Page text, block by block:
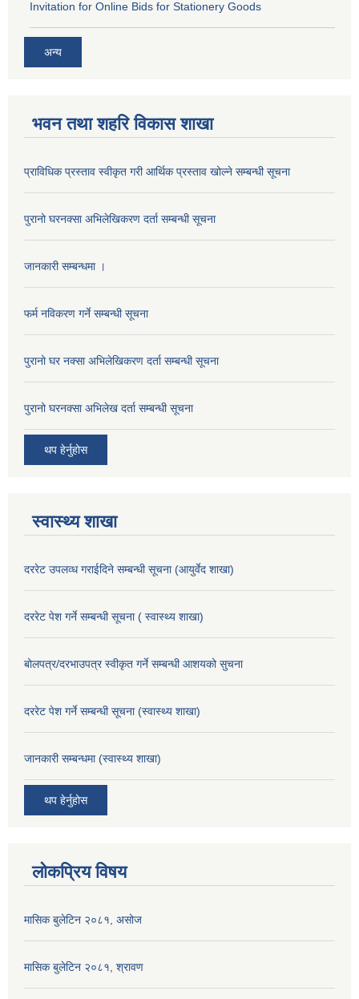
Invitation for Online Bids for Stationery Goods
अन्य
भवन तथा शहरि विकास शाखा
प्राविधिक प्रस्ताव स्वीकृत गरी आर्थिक प्रस्ताव खोल्ने सम्बन्धी सूचना
पुरानो घरनक्सा अभिलेखिकरण दर्ता सम्बन्धी सूचना
जानकारी सम्बन्धमा ।
फर्म नविकरण गर्ने सम्बन्धी सूचना
पुरानो घर नक्सा अभिलेखिकरण दर्ता सम्बन्धी सूचना
पुरानो घरनक्सा अभिलेख दर्ता सम्बन्धी सूचना
थप हेर्नुहोस
स्वास्थ्य शाखा
दररेट उपलव्ध गराईदिने सम्बन्धी सूचना (आयुर्वेद शाखा)
दररेट पेश गर्ने सम्बन्धी सूचना ( स्वास्थ्य शाखा)
बोलपत्र/दरभाउपत्र स्वीकृत गर्ने सम्बन्धी आशयको सुचना
दररेट पेश गर्ने सम्बन्धी सूचना (स्वास्थ्य शाखा)
जानकारी सम्बन्धमा (स्वास्थ्य शाखा)
थप हेर्नुहोस
लोकप्रिय विषय
मासिक बुलेटिन २०८१, असोज
मासिक बुलेटिन २०८१, श्रावण